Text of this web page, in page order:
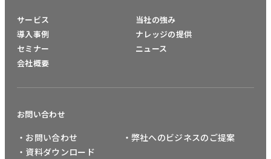
サービス
導入事例
セミナー
会社概要
当社の強み
ナレッジの提供
ニュース
お問い合わせ
・お問い合わせ
・資料ダウンロード
・弊社へのビジネスのご提案